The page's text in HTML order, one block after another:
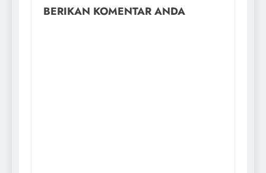
BERIKAN KOMENTAR ANDA